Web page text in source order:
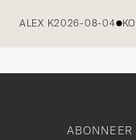
ALEX K2026-08-04